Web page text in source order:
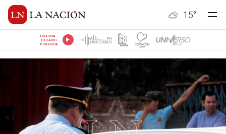
15°
ESCUCHÁ
TU RADIO
PREFERIDA